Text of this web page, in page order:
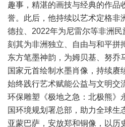
趣事，精湛的画技与经典的作品
誉。此后，他持续以艺术定格非
德拉、2022年为尼雷尔等非洲
刻其为非洲独立、自由与和平拼
东方笔墨神韵，为姆贝基、努乔
国家元首绘制水墨肖像，持续赓
始终践行艺术赋能公益与文明交
环保雕塑《极地之急：北极熊》
国环境规划署总部，助力全球生
亚蒙巴萨，安放郑和铜像，以历